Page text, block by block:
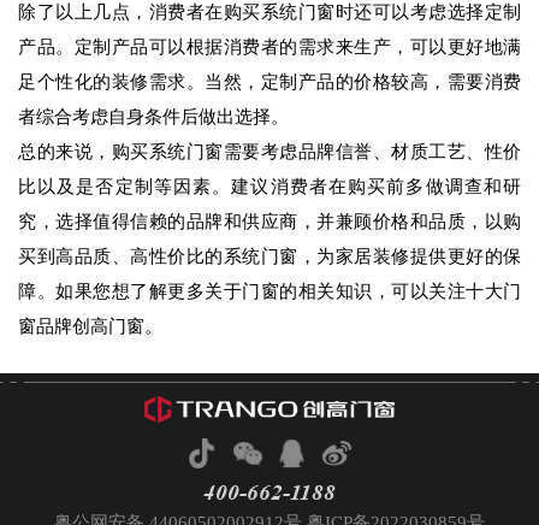
除了以上几点，消费者在购买系统门窗时还可以考虑选择定制
产品。定制产品可以根据消费者的需求来生产，可以更好地满
足个性化的装修需求。当然，定制产品的价格较高，需要消费
者综合考虑自身条件后做出选择。
总的来说，购买系统门窗需要考虑品牌信誉、材质工艺、性价
比以及是否定制等因素。建议消费者在购买前多做调查和研
究，选择值得信赖的品牌和供应商，并兼顾价格和品质，以购
买到高品质、高性价比的系统门窗，为家居装修提供更好的保
障。如果您想了解更多关于门窗的相关知识，可以关注十大门
窗品牌创高门窗。
400-662-1188